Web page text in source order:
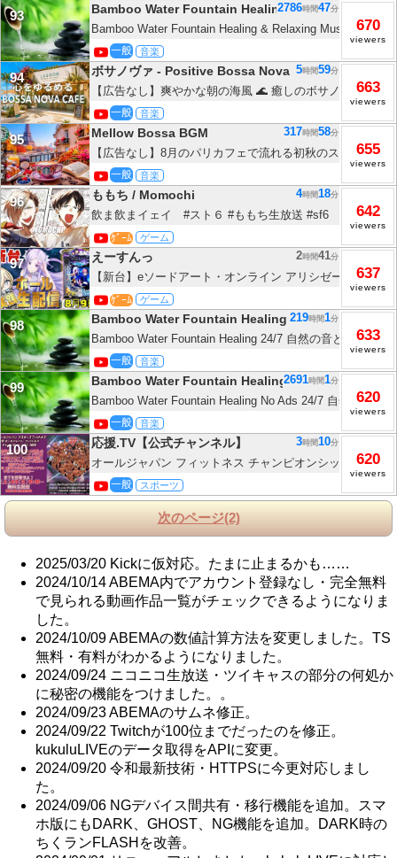
93 Bamboo Water Fountain Healing
Bamboo Water Fountain Healing & Relaxing Music No Ads
ともに音楽をリラックス バンブーウォーターファウンテ
BGM】
一般 音楽
2786時間47分
670
viewers
94 ボサノヴァ - Positive Bossa Nova
【広告なし】爽やかな朝の海風 🌊 癒しのボサノバ女性ボ
書用BGM ☕ Healing Bossa Nova Cafe
一般 音楽
5時間59分
663
viewers
95 Mellow Bossa BGM
【広告なし】8月のパリカフェで流れる初秋のスターバッ
ッフェル塔を眺めながら、やさしいボサノバと始める優雅
めるカフェジャズBGM - 𝐀𝐮𝐭𝐮𝐦𝐧 𝐉𝐚𝐳𝐳
一般 音楽
317時間58分
655
viewers
96 ももち / Momochi
飲ま飲まイェイ #スト６ #ももち生放送 #sf6
ｹﾞｰﾑ ゲーム
4時間18分
642
viewers
97 えーすんっ
【新台】eソードアート・オンライン アリシゼーション
ぶっ倒す！！！ 8/9 【ホール配信】
ｹﾞｰﾑ ゲーム
2時間41分
637
viewers
98 Bamboo Water Fountain Healing
Bamboo Water Fountain Healing 24/7 自然の音とともに音
ンブーウォーターファウンテン【癒し音楽BGM・100％広
一般 音楽
219時間1分
633
viewers
99 Bamboo Water Fountain Healing
Bamboo Water Fountain Healing No Ads 24/7 自然の音と
ックス バンブーウォーターファウンテン【癒し音楽BGM】
一般 音楽
2691時間1分
620
viewers
100 応援.TV【公式チャンネル】
オールジャパン フィットネス チャンピオンシップス 2026
一般 スポーツ
3時間10分
620
viewers
次のページ(2)
2025/03/20 Kickに仮対応。たまに止まるかも……
2024/10/14 ABEMA内でアカウント登録なし・完全無料
で見られる動画作品一覧がチェックできるようになりま
した。
2024/10/09 ABEMAの数値計算方法を変更しました。TS
無料・有料がわかるようになりました。
2024/09/24 ニコニコ生放送・ツイキャスの部分の何処か
に秘密の機能をつけました。。
2024/09/23 ABEMAのサムネ修正。
2024/09/22 Twitchが100位までだったのを修正。
kukuluLIVEのデータ取得をAPIに変更。
2024/09/20 令和最新技術・HTTPSに今更対応しまし
た。
2024/09/06 NGデバイス間共有・移行機能を追加。スマ
ホ版にもDARK、GHOST、NG機能を追加。DARK時の
ちくランFLASHを改善。